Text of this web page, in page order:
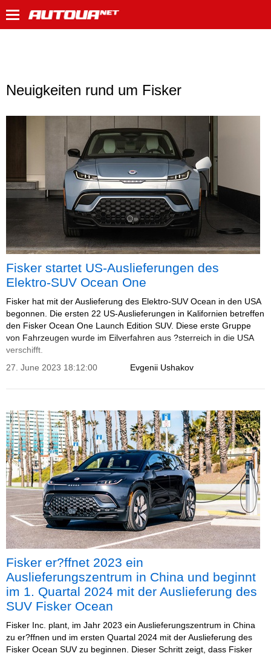
Neuigkeiten rund um Fisker
Fisker startet US-Auslieferungen des
Elektro-SUV Ocean One
Fisker hat mit der Auslieferung des Elektro-SUV Ocean in den USA
begonnen. Die ersten 22 US-Auslieferungen in Kalifornien betreffen
den Fisker Ocean One Launch Edition SUV. Diese erste Gruppe
von Fahrzeugen wurde im Eilverfahren aus ?sterreich in die USA
verschifft.
Evgenii Ushakov
27. June 2023 18:12:00
Fisker er?ffnet 2023 ein
Auslieferungszentrum in China und beginnt
im 1. Quartal 2024 mit der Auslieferung des
SUV Fisker Ocean
Fisker Inc. plant, im Jahr 2023 ein Auslieferungszentrum in China
zu er?ffnen und im ersten Quartal 2024 mit der Auslieferung des
Fisker Ocean SUV zu beginnen. Dieser Schritt zeigt, dass Fisker